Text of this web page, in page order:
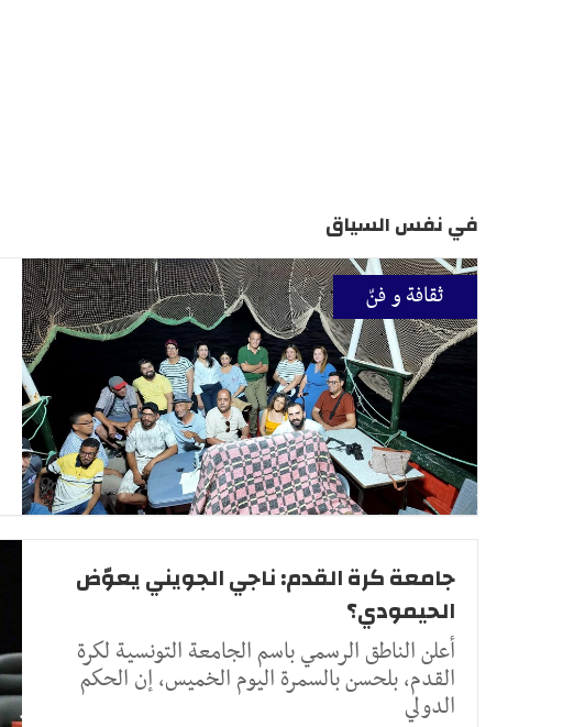
في نفس السياق
ثقافة و فنّ
جامعة كرة القدم: ناجي الجويني يعوّض
الحيمودي؟
أعلن الناطق الرسمي باسم الجامعة التونسية لكرة
القدم، بلحسن بالسمرة اليوم الخميس، إن الحكم
الدولي